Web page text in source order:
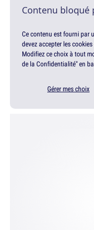
Contenu bloqué
Ce contenu est fourni par
devez accepter les
Modifiez ce choix à tout
de la Confidentialité" en
Gérer mes choix